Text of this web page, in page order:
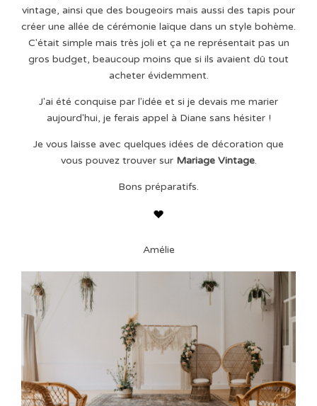
vintage, ainsi que des bougeoirs mais aussi des tapis pour
créer une allée de cérémonie laïque dans un style bohème.
C'était simple mais très joli et ça ne représentait pas un
gros budget, beaucoup moins que si ils avaient dû tout
acheter évidemment.
J'ai été conquise par l'idée et si je devais me marier
aujourd'hui, je ferais appel à Diane sans hésiter !
Je vous laisse avec quelques idées de décoration que
vous pouvez trouver sur Mariage Vintage.
Bons préparatifs.
Amélie